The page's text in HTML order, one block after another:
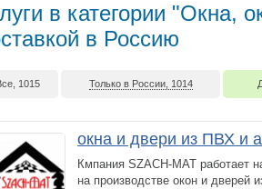
в категории "Окна,
в Россию
1015 Только в России, 1014
окна и двери из ПВХ и
Кмпания SZACH-MAT работает
на производстве окон и